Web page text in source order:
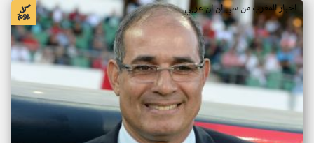
اخبار المغرب من سي ان ان عربي